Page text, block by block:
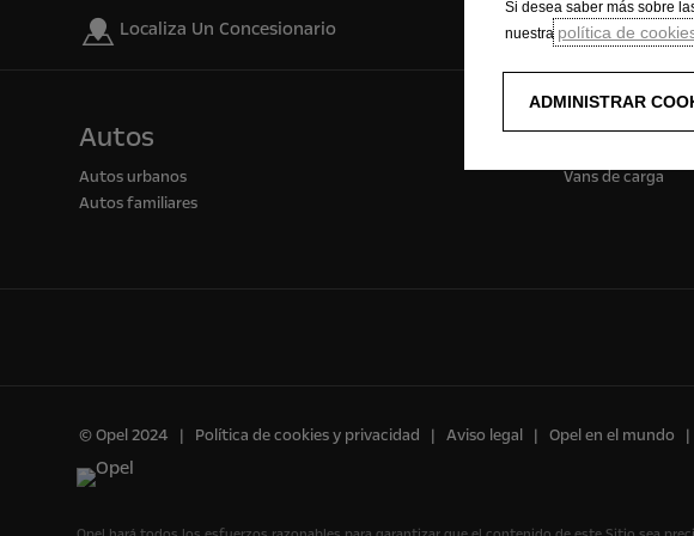
Localiza Un Concesionario Solicitar
Autos
Autos urbanos
Autos familiares
Vans
Vans de carga
© Opel 2024 Política de cookies y privacidad Aviso legal Opel en el mundo
Si desea saber más sobre
nuestra política de
ADMINISTRAR